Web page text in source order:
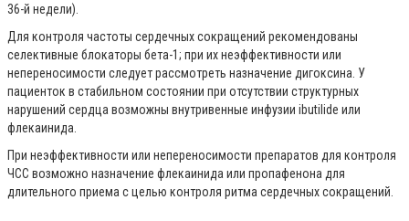
36-й недели).
Для контроля частоты сердечных сокращений рекомендованы
селективные блокаторы бета-1; при их неэффективности или
непереносимости следует рассмотреть назначение дигоксина. У
пациенток в стабильном состоянии при отсутствии структурных
нарушений сердца возможны внутривенные инфузии ibutilide или
флекаинида.
При неэффективности или непереносимости препаратов для контроля
ЧСС возможно назначение флекаинида или пропафенона для
длительного приема с целью контроля ритма сердечных сокращений.